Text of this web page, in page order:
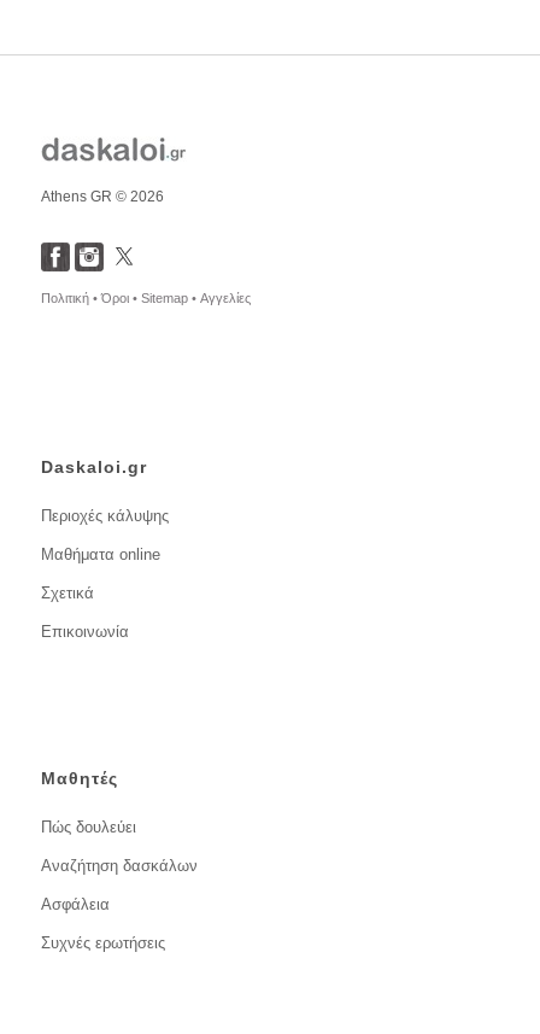
Athens GR © 2026
Πολιτική •Όροι • Sitemap • Αγγελίες
Daskaloi.gr
Περιοχές κάλυψης
Μαθήματα online
Σχετικά
Επικοινωνία
Μαθητές
Πώς δουλεύει
Αναζήτηση δασκάλων
Ασφάλεια
Συχνές ερωτήσεις